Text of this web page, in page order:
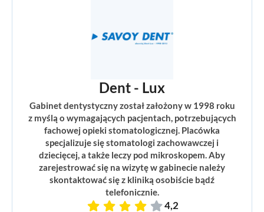
Dent - Lux
Gabinet dentystyczny został założony w 1998 roku
z myślą o wymagających pacjentach, potrzebujących
fachowej opieki stomatologicznej. Placówka
specjalizuje się stomatologi zachowawczej i
dziecięcej, a także leczy pod mikroskopem. Aby
zarejestrować się na wizytę w gabinecie należy
skontaktować się z kliniką osobiście bądź
telefonicznie.
4,2